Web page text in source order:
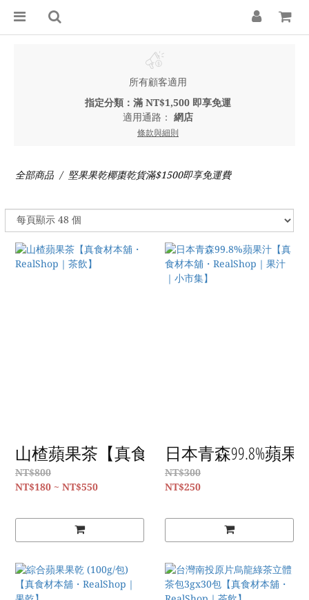
所有顧客適用
指定分類：滿 NT$1,500 即享免運
適用通路： 網店
條款與細則
全部商品 堅果果乾椰棗乾貨滿$1500即享免運費
山楂蘋果茶【真食材本舖・RealShop｜茶
NT$800
NT$180 ~ NT$550
日本青森99.8%蘋果
NT$300
NT$250